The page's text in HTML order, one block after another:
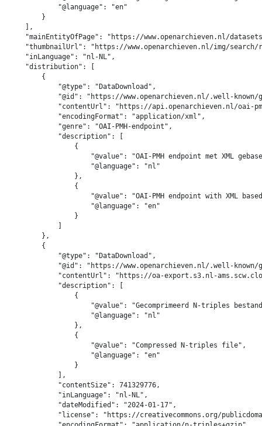
            "@language": "en"
        }
    ],
"mainEntityOfPage": "https://www.openarchieven.nl/
"thumbnailUrl": "https://www.openarchieven.nl/img/search/
    "inLanguage": "nl-NL",
    "distribution": [
        {
            "@type": "DataDownload",
"@id": "https://www.openarchieven.nl/.well-
"contentUrl": "https://api.openarchieven.nl/oai-
            "encodingFormat": "application/xml",
            "genre": "OAI-PMH-endpoint",
            "description": [
                {
"@value": "OAI-PMH endpoint met XML
                    "@language": "nl"
                },
                {
"@value": "OAI-PMH endpoint with XML
                    "@language": "en"
                }
            ]
        },
        {
            "@type": "DataDownload",
"@id": "https://www.openarchieven.nl/.well-
"contentUrl": "https://oa-export.s3.nl-
            "description": [
                {
"@value": "Gecomprimeerd N-triples
                    "@language": "nl"
                },
                {
                    "@value": "Compressed N-triples file",
                    "@language": "en"
                }
            ],
            "contentSize": 741329776,
            "inLanguage": "nl-NL",
            "dateModified": "2024-01-17",
"license": "https://creativecommons.org/